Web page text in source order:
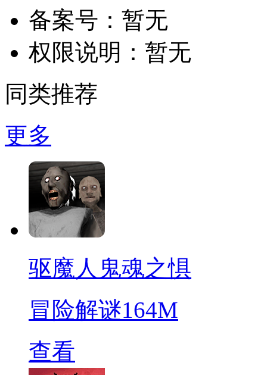
备案号： 暂无
权限说明： 暂无
同类推荐
更多
驱魔人鬼魂之惧
冒险解谜164M
查看